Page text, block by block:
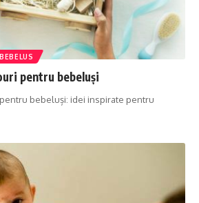
pentru bebeluși
bebeluși: idei inspirate pentru